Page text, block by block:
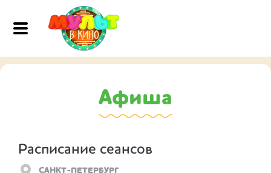
Афиша
Расписание сеансов